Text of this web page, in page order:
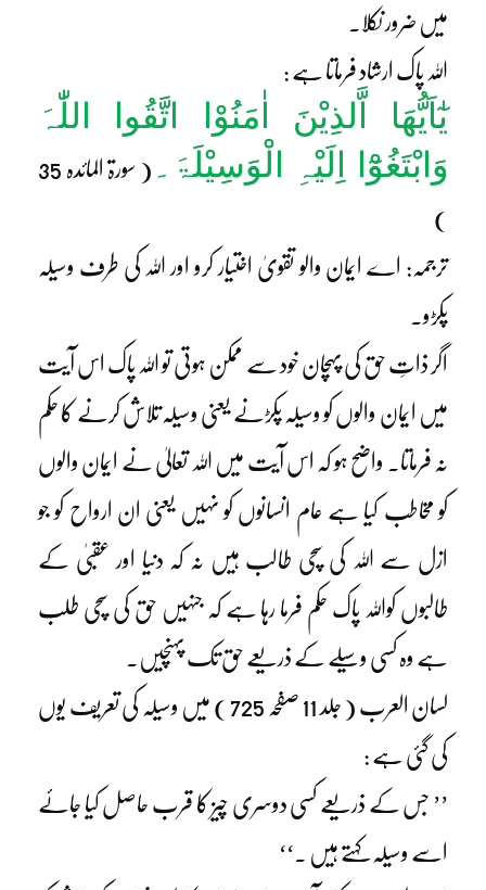
میں ضرور نکلا۔
اللہ پاک ارشاد فرماتا ہے :
یٰٓاَیُّھَا اَّلذِیْنَ اٰمَنُوْا اتَّقُوا اللّٰہَ
وَابْتَغُوْٓا اِلَیْہِ الْوَسِیْلَۃَ۔
( سورۃ المائدہ 35
)
ترجمہ: اے ایمان والو تقویٰ اختیار کرو اور اللہ کی طرف وسیلہ
پکڑو۔
اگر ذاتِ حق کی پہچان خود سے ممکن ہوتی تو اللہ پاک اس آیت
میں ایمان والوں کو وسیلہ پکڑنے یعنی وسیلہ تلاش کرنے کا حکم
نہ فرماتا۔ واضح ہو کہ اس آیت میں اللہ تعالیٰ نے ایمان والوں
کو مخاطب کیا ہے عام انسانوں کو نہیں یعنی ان ارواح کو جو
ازل سے اللہ کی سچی طالب ہیں نہ کہ دنیا اور عقبیٰ کے
طالبوں کواللہ پاک حکم فرما رہا ہے کہ جنہیں حق کی سچی طلب
ہے وہ کسی وسیلے کے ذریعے حق تک پہنچیں۔
لسان العرب ( جلد 11 صفحہ 725 ) میں وسیلہ کی تعریف یوں
کی گئی ہے :
’’ جس کے ذریعے کسی دوسری چیز کا قرب حاصل کیا جائے
اسے وسیلہ کہتے ہیں ۔‘‘